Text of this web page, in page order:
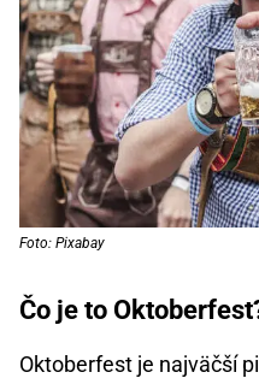
Foto: Pixabay
Čo je to
Oktoberfest je najväčší